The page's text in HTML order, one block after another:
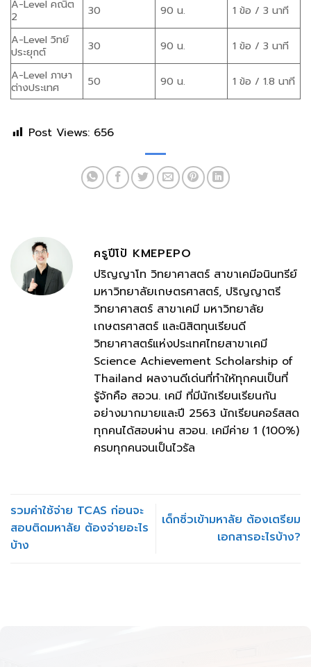
A-Level คณิิต
2
30 90 น.
1 ข้อ / 3 นาที
A-Level วิทย์
ประยุกต์
30 90 น.
1 ข้อ / 3 นาที
A-Level ภาษา
ต่างประเทศ
50 90 น. 1 ข้อ / 1.8 นาที
Post Views: 656
ครูปีโป้ KMEPEPO
ปริญญาโท วิทยาศาสตร์ สาขาเคมีอนินทรีย์
มหาวิทยาลัยเกษตรศาสตร์, ปริญญาตรี
วิทยาศาสตร์ สาขาเคมี มหาวิทยาลัย
เกษตรศาสตร์ และนิสิตทุนเรียนดี
วิทยาศาสตร์แห่งประเทศไทยสาขาเคมี
Science Achievement Scholarship of
Thailand ผลงานดีเด่นที่ทำให้ทุกคนเป็นที่
รู้จักคือ สอวน. เคมี ที่มีนักเรียนเรียนกัน
อย่างมากมายและปี 2563 นักเรียนคอร์สสด
ทุกคนได้สอบผ่าน สวอน. เคมีค่าย 1 (100%)
ครบทุกคนจนเป็นไวรัล
รวมค่าใช้จ่าย TCAS ก่อนจะ
สอบติดมหาลัย ต้องจ่ายอะไร
บ้าง
เด็กซิ่วเข้ามหาลัย ต้องเตรียม
เอกสารอะไรบ้าง?